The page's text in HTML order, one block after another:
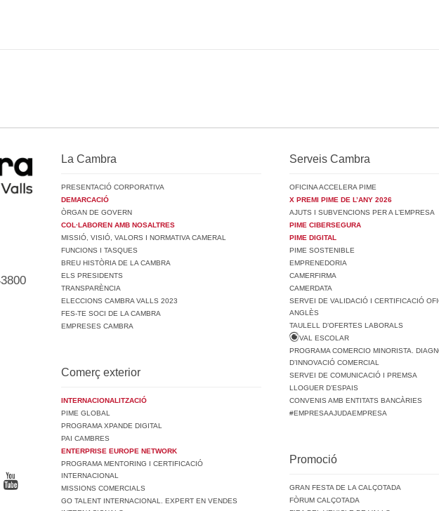
La Cambra
PRESENTACIÓ CORPORATIVA
DEMARCACIÓ
ÒRGAN DE GOVERN
COL·LABOREN AMB NOSALTRES
MISSIÓ, VISIÓ, VALORS I NORMATIVA CAMERAL
FUNCIONS I TASQUES
BREU HISTÒRIA DE LA CAMBRA
ELS PRESIDENTS
TRANSPARÈNCIA
ELECCIONS CAMBRA VALLS 2023
FES-TE SOCI DE LA CAMBRA
EMPRESES CAMBRA
Comerç exterior
INTERNACIONALITZACIÓ
PIME GLOBAL
PROGRAMA XPANDE DIGITAL
PAI CAMBRES
ENTERPRISE EUROPE NETWORK
PROGRAMA MENTORING I CERTIFICACIÓ
INTERNACIONAL
MISSIONS COMERCIALS
GO TALENT INTERNACIONAL. EXPERT EN VENDES
Serveis Cambra
OFICINA ACCELERA PIME
X PREMI PIME DE L’ANY 2026
AJUTS I SUBVENCIONS PER A L’EMPRESA
PIME CIBERSEGURA
PIME DIGITAL
PIME SOSTENIBLE
EMPRENEDORIA
CAMERFIRMA
CAMERDATA
SERVEI DE VALIDACIÓ I CERTIFICACIÓ
ANGLÈS
TAULELL D’OFERTES LABORALS
VAL ESCOLAR
PROGRAMA COMERCIO MINORISTA.
D’INNOVACIÓ COMERCIAL
SERVEI DE COMUNICACIÓ I PREMSA
LLOGUER D’ESPAIS
CONVENIS AMB ENTITATS BANCÀRIES
#EMPRESAAJUDAEMPRESA
Promoció
GRAN FESTA DE LA CALÇOTADA
FÒRUM CALÇOTADA